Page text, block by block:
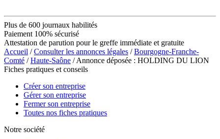
Plus de 600 journaux habilités
Paiement 100% sécurisé
Attestation de parution pour le greffe immédiate et gratuite
Accueil /Consulter les annonces légales /Bourgogne-Franche-
Comté /Haute-Saône / Annonce déposée : HOLDING DU LION
Fiches pratiques et conseils
Créer son entreprise
Gérer son entreprise
Fermer son entreprise
Toutes nos fiches pratiques
Notre société